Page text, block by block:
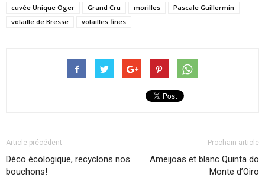
cuvée Unique Oger
Grand Cru morilles
Pascale Guillermin
volaille de Bresse
volailles fines
Article précédent
Déco écologique, recyclons nos
bouchons!
Prochain article
Ameijoas et blanc Quinta do
Monte d’Oiro